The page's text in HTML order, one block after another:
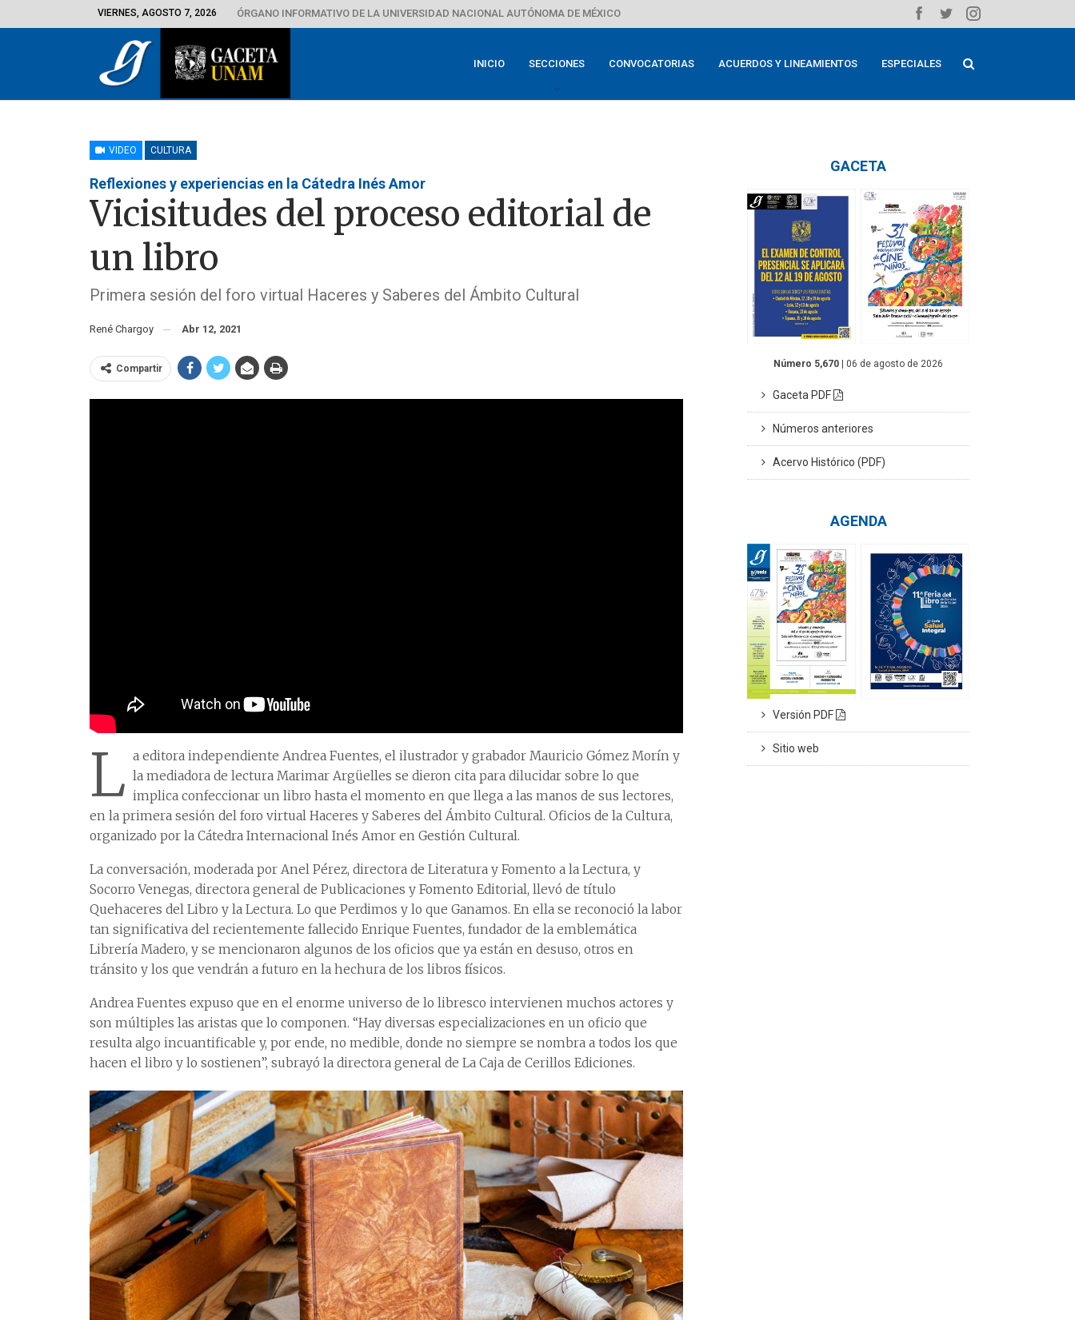
VIERNES, AGOSTO 7, 2026 ÓRGANO INFORMATIVO DE LA UNIVERSIDAD NACIONAL AUTÓNOMA DE MÉXICO
INICIO SECCIONES CONVOCATORIAS ACUERDOS Y LINEAMIENTOS ESPECIALES
VIDEO CULTURA
Reflexiones y experiencias en la Cátedra Inés Amor
Vicisitudes del proceso editorial de
un libro
Primera sesión del foro virtual Haceres y Saberes del Ámbito Cultural
René Chargoy Abr 12, 2021
Compartir
L a editora independiente Andrea Fuentes, el ilustrador y grabador Mauricio Gómez Morín y
la mediadora de lectura Marimar Argüelles se dieron cita para dilucidar sobre lo que
implica confeccionar un libro hasta el momento en que llega a las manos de sus lectores,
en la primera sesión del foro virtual Haceres y Saberes del Ámbito Cultural. Oficios de la Cultura,
organizado por la Cátedra Internacional Inés Amor en Gestión Cultural.
La conversación, moderada por Anel Pérez, directora de Literatura y Fomento a la Lectura, y
Socorro Venegas, directora general de Publicaciones y Fomento Editorial, llevó de título
Quehaceres del Libro y la Lectura. Lo que Perdimos y lo que Ganamos. En ella se reconoció la labor
tan significativa del recientemente fallecido Enrique Fuentes, fundador de la emblemática
Librería Madero, y se mencionaron algunos de los oficios que ya están en desuso, otros en
tránsito y los que vendrán a futuro en la hechura de los libros físicos.
Andrea Fuentes expuso que en el enorme universo de lo libresco intervienen muchos actores y
son múltiples las aristas que lo componen. “Hay diversas especializaciones en un oficio que
resulta algo incuantificable y, por ende, no medible, donde no siempre se nombra a todos los que
hacen el libro y lo sostienen”, subrayó la directora general de La Caja de Cerillos Ediciones.
GACETA
Número 5,670 | 06 de agosto de 2026
Gaceta PDF
Números anteriores
Acervo Histórico (PDF)
AGENDA
Versión PDF
Sitio web